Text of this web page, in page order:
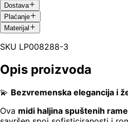
Dostava
Plaćanje
Materijal
SKU LP008288-3
Opis proizvoda
💫 Bezvremenska elegancija i
Ova midi haljina spuštenih